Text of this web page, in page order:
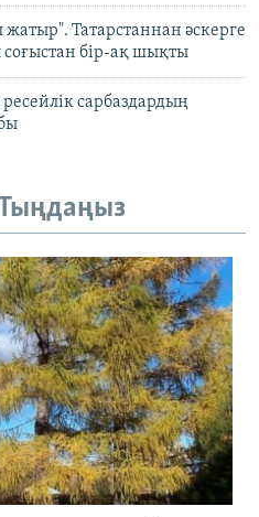
Татарстаннан әскерге
бір-ақ шықты
сарбаздардың